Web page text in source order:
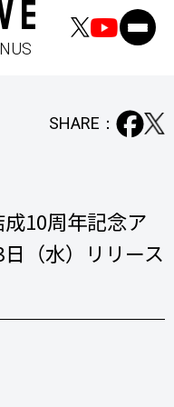
SHARE：
10周年記念ア
（水）リリース